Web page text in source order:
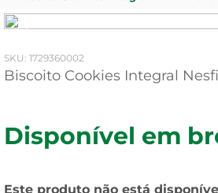
: 1729360002
Biscoito Cookies Integral
Disponível em
Este produto não está